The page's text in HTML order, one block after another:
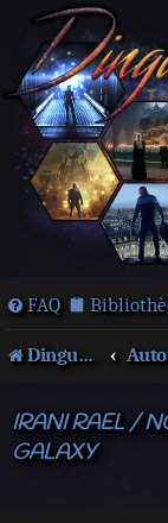
FAQ
Dingues de séries télé !
IRANI RAEL /
GALAXY